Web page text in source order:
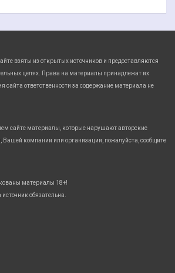
взяты из открытых источников и предоставляются
целях. Права на материалы принадлежат их
ответственности за содержание материала не
сайте материалы, которые нарушают авторские
компании или организации, пожалуйста, сообщите
материалы 18+!
обязательна.